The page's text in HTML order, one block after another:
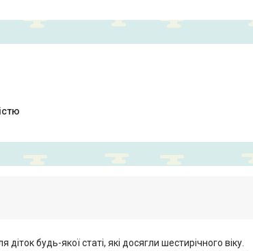
будь-якої статі, які досягли шестирічного віку.